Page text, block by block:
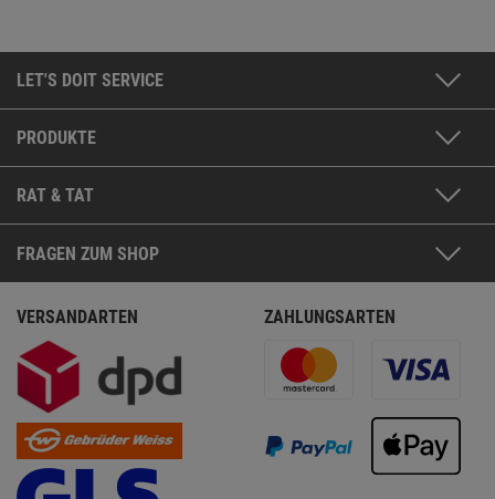
LET'S DOIT SERVICE
PRODUKTE
RAT & TAT
FRAGEN ZUM SHOP
VERSANDARTEN ZAHLUNGSARTEN